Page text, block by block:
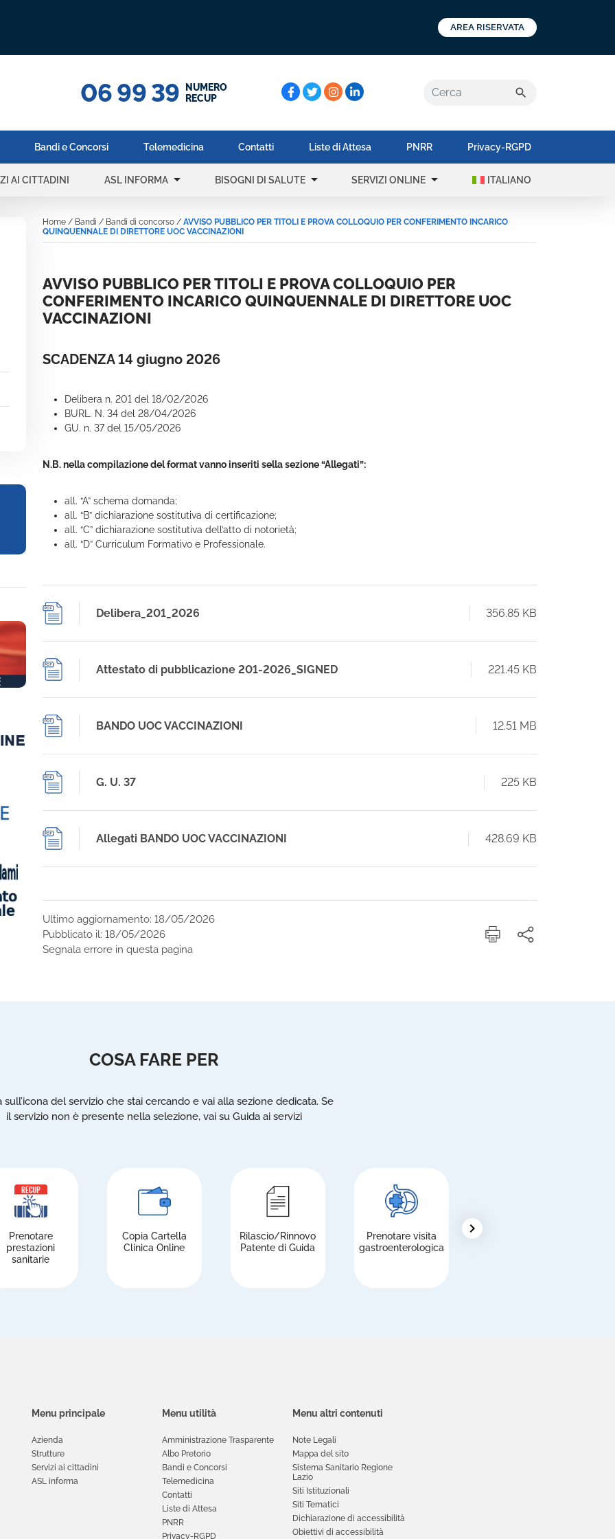
AREA RISERVATA
06 99 39
NUMERO
RECUP
Cerca: search
Bandi e Concorsi Telemedicina Contatti Liste di Attesa PNRR Privacy-RGPD
AI CITTADINI ASL INFORMA arrow_drop_down BISOGNI DI SALUTE arrow_drop_down SERVIZI ONLINE arrow_drop_down ITALIANO
Home / Bandi / Bandi di concorso / AVVISO PUBBLICO PER TITOLI E PROVA COLLOQUIO PER CONFERIMENTO INCARICO
QUINQUENNALE DI DIRETTORE UOC VACCINAZIONI
AVVISO PUBBLICO PER TITOLI E PROVA COLLOQUIO PER
CONFERIMENTO INCARICO QUINQUENNALE DI DIRETTORE UOC
VACCINAZIONI
SCADENZA 14 giugno 2026
Delibera n. 201 del 18/02/2026
BURL. N. 34 del 28/04/2026
GU. n. 37 del 15/05/2026
N.B. nella compilazione del format vanno inseriti sella sezione “Allegati”:
all. “A” schema domanda;
all. “B” dichiarazione sostitutiva di certificazione;
all. “C” dichiarazione sostitutiva dell’atto di notorietà;
all. “D” Curriculum Formativo e Professionale.
Delibera_201_2026 356.85 KB
Attestato di pubblicazione 201-2026_SIGNED 221.45 KB
BANDO UOC VACCINAZIONI 12.51 MB
G. U. 37 225 KB
Allegati BANDO UOC VACCINAZIONI 428.69 KB
Ultimo aggiornamento: 18/05/2026
Pubblicato il: 18/05/2026
Segnala errore in questa pagina
COSA FARE PER
sull’icona del servizio che stai cercando e vai alla sezione dedicata. Se
il servizio non è presente nella selezione, vai su Guida ai servizi
Prenotare
prestazioni
sanitarie
Copia Cartella
Clinica Online
Rilascio/Rinnovo
Patente di Guida
Prenotare visita
gastroenterologica
chevron_right
Menu principale
Azienda
Strutture
Servizi ai cittadini
ASL informa
Menu utilità
Amministrazione Trasparente
Albo Pretorio
Bandi e Concorsi
Telemedicina
Contatti
Liste di Attesa
PNRR
Privacy-RGPD
Menu altri contenuti
Note Legali
Mappa del sito
Sistema Sanitario Regione
Lazio
Siti Istituzionali
Siti Tematici
Dichiarazione di accessibilità
Obiettivi di accessibilità